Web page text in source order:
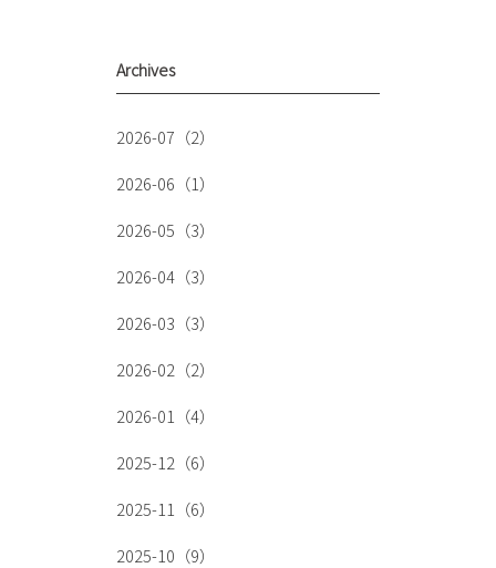
Archives
2026-07（2）
2026-06（1）
2026-05（3）
2026-04（3）
2026-03（3）
2026-02（2）
2026-01（4）
2025-12（6）
2025-11（6）
2025-10（9）